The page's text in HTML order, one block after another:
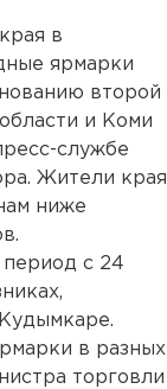
в
ярмарки
второй
и Коми
службе
Жители края
ниже
с 24
в разных
торговли